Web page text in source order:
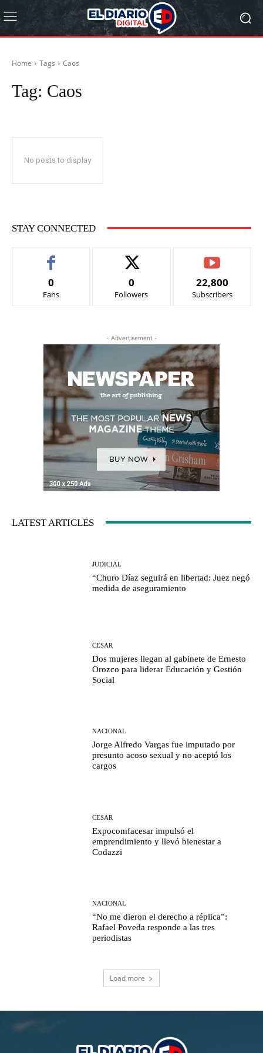
Home Tags Caos
Tag: Caos
No posts to display
STAY CONNECTED
0
Fans
0
Followers
22,800
Subscribers
- Advertisement -
LATEST ARTICLES
JUDICIAL
“Churo Díaz seguirá en libertad: Juez negó
medida de aseguramiento
CESAR
Dos mujeres llegan al gabinete de Ernesto
Orozco para liderar Educación y Gestión
Social
NACIONAL
Jorge Alfredo Vargas fue imputado por
presunto acoso sexual y no aceptó los
cargos
CESAR
Expocomfacesar impulsó el
emprendimiento y llevó bienestar a
Codazzi
NACIONAL
“No me dieron el derecho a réplica”:
Rafael Poveda responde a las tres
periodistas
Load more